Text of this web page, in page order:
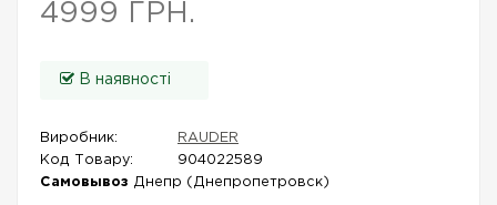
4999 ГРН.
В наявності
Виробник:
RAUDER
Код Товару:
904022589
Самовывоз Днепр (Днепропетровск)